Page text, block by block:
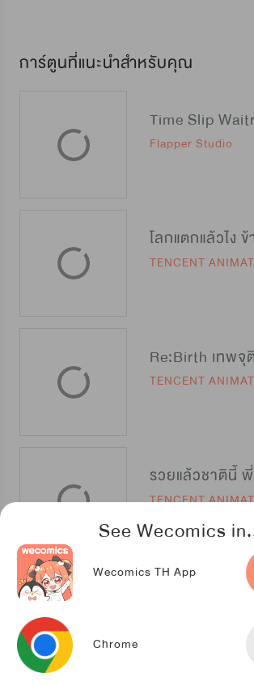
See Wecomics
Wecomics TH App
Chrome
การ์ตูนที่แนะนำสำหรับคุณ
Flapper Studio
โลกแตกแล้วไง
TENCENT
Re:Birth เทพจุติ
TENCENT
รวยแล้วชาตินี้
TENCENT
จักรพรรดิคืนบั